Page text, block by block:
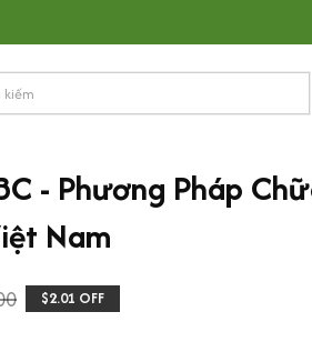
- Phương Pháp
Nam
$2.01 OFF